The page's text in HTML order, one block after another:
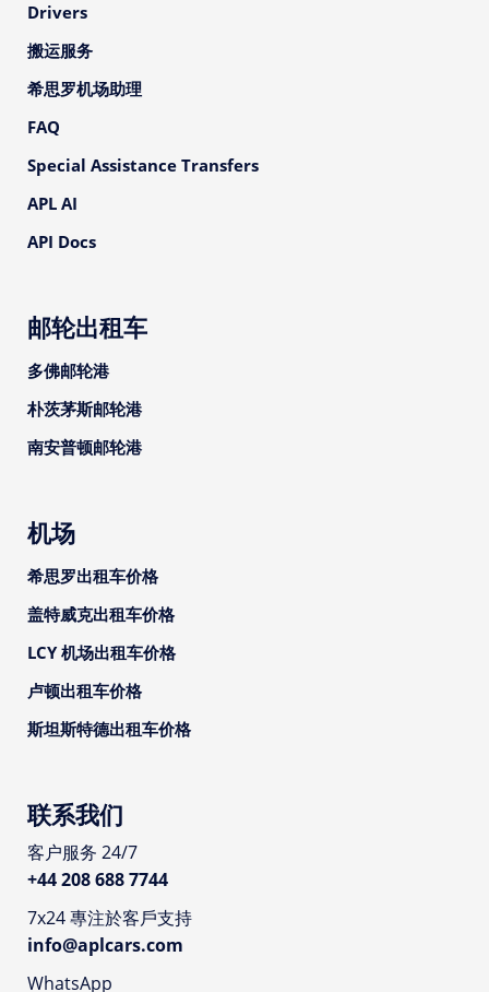
Drivers
搬运服务
希思罗机场助理
FAQ
Special Assistance Transfers
APL AI
API Docs
邮轮出租车
多佛邮轮港
朴茨茅斯邮轮港
南安普顿邮轮港
机场
希思罗出租车价格
盖特威克出租车价格
LCY 机场出租车价格
卢顿出租车价格
斯坦斯特德出租车价格
联系我们
客户服务 24/7
+44 208 688 7744
7x24 專注於客戶支持
info@aplcars.com
WhatsApp